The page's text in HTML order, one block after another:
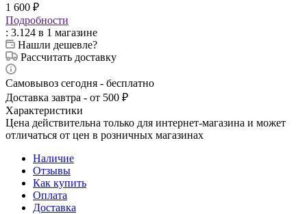
1 600 ₽
Подробности
: 3.124 в 1 магазине
Нашли дешевле?
Рассчитать доставку
Самовывоз сегодня - бесплатно
Доставка завтра - от 500 ₽
Характеристики
Цена действительна только для интернет-магазина и может
отличаться от цен в розничных магазинах
Наличие
Отзывы
Как купить
Оплата
Доставка